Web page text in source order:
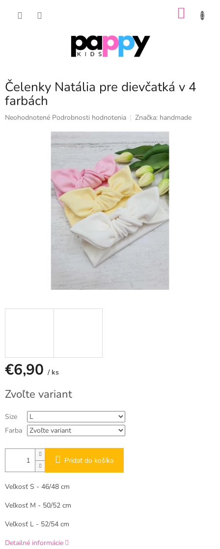
Čelenky Natália pre dievčatká v 4
farbách
Priemerné
Neohodnotené Podrobnosti hodnotenia Značka: handmade
€6,90 / ks
cena:
Zvoľte variant
Size
Farba
Pridať do košíka
Veľkosť S - 46/48 cm
Veľkosť M - 50/52 cm
Veľkosť L - 52/54 cm
Detailné informácie